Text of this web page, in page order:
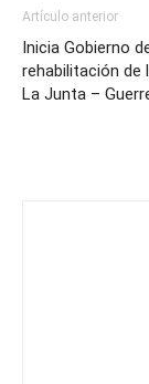
Artículo anterior
Inicia Gobierno
rehabilitación de
La Junta –